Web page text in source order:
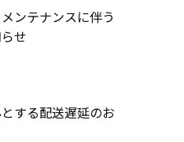
ンテナンスに伴う
せ
する配送遅延のお